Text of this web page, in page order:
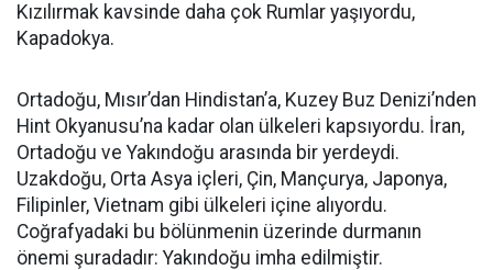
Kızılırmak kavsinde daha çok Rumlar yaşıyordu,
Kapadokya.
Ortadoğu, Mısır’dan Hindistan’a, Kuzey Buz Denizi’nden
Hint Okyanusu’na kadar olan ülkeleri kapsıyordu. İran,
Ortadoğu ve Yakındoğu arasında bir yerdeydi.
Uzakdoğu, Orta Asya içleri, Çin, Mançurya, Japonya,
Filipinler, Vietnam gibi ülkeleri içine alıyordu.
Coğrafyadaki bu bölünmenin üzerinde durmanın
önemi şuradadır: Yakındoğu imha edilmiştir.